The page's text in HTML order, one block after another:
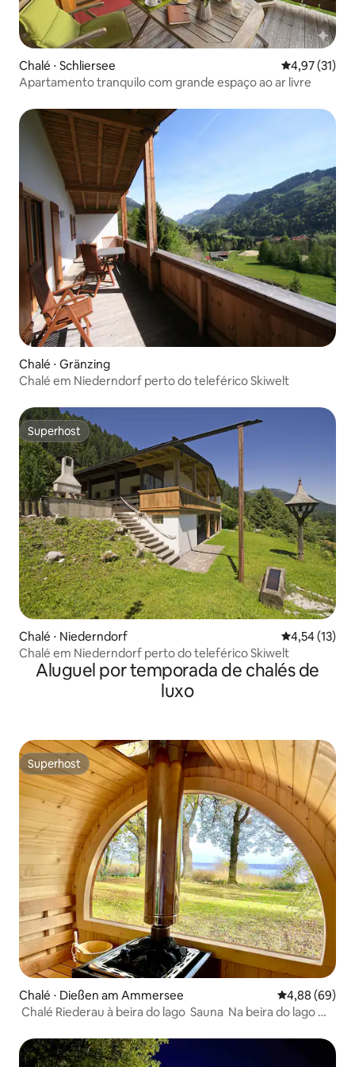
Chalé ⋅ Schliersee 4,97 de uma
4,97 (31)
Apartamento tranquilo com grande espaço ao ar livre
Chalé ⋅ Gränzing
Chalé em Niederndorf perto do teleférico Skiwelt
Superhost
Superhost
Chalé ⋅ Niederndorf 4,54 de uma
4,54 (13)
Chalé em Niederndorf perto do teleférico Skiwelt
Aluguel por temporada de chalés de
luxo
Superhost
Superhost
Chalé ⋅ Dießen am Ammersee 4,88 de uma
4,88 (69)
 Chalé Riederau à beira do lago  Sauna  Na beira do lago 